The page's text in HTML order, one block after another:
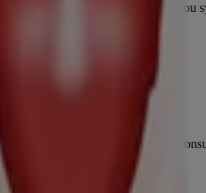
même en l’absence de tout signe ou
vous pourriez avoir. Veuillez